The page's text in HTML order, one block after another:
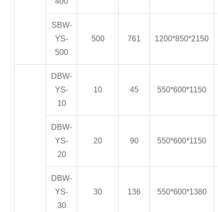
SBW-
YS-
500
500 761 1200*850*2150
DBW-
YS-
10
10 45 550*600*1150
DBW-
YS-
20
20 90 550*600*1150
DBW-
YS-
30
30 136 550*600*1380